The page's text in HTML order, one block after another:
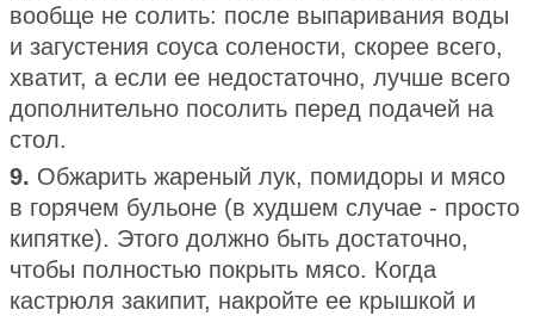
вообще не солить: после выпаривания воды
и загустения соуса солености, скорее всего,
хватит, а если ее недостаточно, лучше всего
дополнительно посолить перед подачей на
стол.
9. Обжарить жареный лук, помидоры и мясо
в горячем бульоне (в худшем случае - просто
кипятке). Этого должно быть достаточно,
чтобы полностью покрыть мясо. Когда
кастрюля закипит, накройте ее крышкой и